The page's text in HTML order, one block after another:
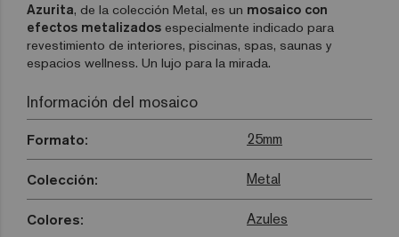
Azurita, de la colección Metal, es un mosaico con
efectos metalizados especialmente indicado para
revestimiento de interiores, piscinas, spas, saunas y
espacios wellness. Un lujo para la mirada.
Información del mosaico
Formato: 25mm
Colección: Metal
Colores: Azules